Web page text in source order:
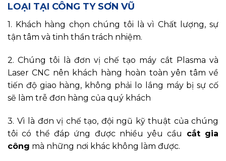
LOẠI TẠI CÔNG TY SƠN VŨ
1. Khách hàng chọn chúng tôi là vì Chất lượng, sự
tận tâm và tinh thần trách nhiệm.
2. Chúng tôi là đơn vị chế tạo máy cắt Plasma và
Laser CNC nên khách hàng hoàn toàn yên tâm về
tiến độ giao hàng, không phải lo lắng máy bị sự cố
sẽ làm trễ đơn hàng của quý khách
3. Vì là đơn vị chế tạo, đội ngũ kỹ thuật của chúng
tôi có thể đáp ứng được nhiều yêu cầu cắt gia
công mà những nơi khác không làm được.